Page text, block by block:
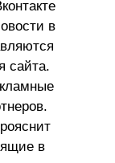
в
сайта.
в